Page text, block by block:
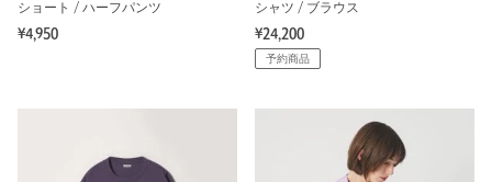
ショート / ハーフパンツ
¥4,950
シャツ / ブラウス
¥24,200
予約商品